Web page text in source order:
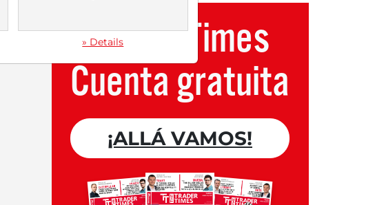
Trader Times
Cuenta gratuita
¡ALLÁ VAMOS!
» Details